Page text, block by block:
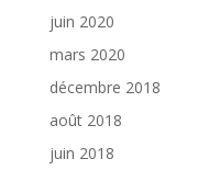
juin 2020
mars 2020
décembre 2018
août 2018
juin 2018